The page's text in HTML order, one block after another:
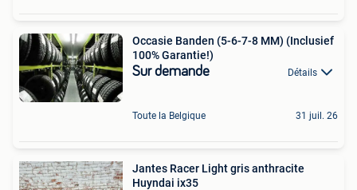
Occasie Banden (5-6-7-8 MM) (Inclusief
100% Garantie!)
Sur demande Détails
Toute la Belgique 31 juil. 26
Jantes Racer Light gris anthracite
Huyndai ix35